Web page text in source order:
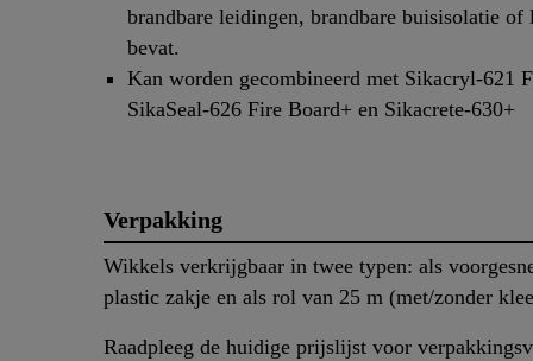
brandbare leidingen, brandbare buisisolatie of
bevat.
Kan worden gecombineerd met Sikacryl-621
SikaSeal-626 Fire Board+ en Sikacrete-630+
Verpakking
Wikkels verkrijgbaar in twee typen: als
plastic zakje en als rol van 25 m (met/zonder
Raadpleeg de huidige prijslijst voor